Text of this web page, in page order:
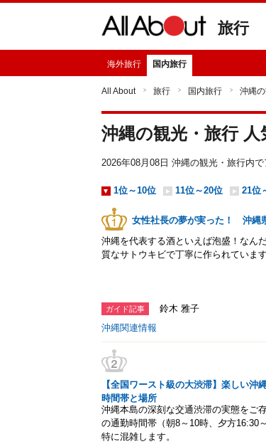
旅行
海外旅行 国内旅行
All About 旅行 国内旅行 沖縄
沖縄の観光・旅行
2026年08月08日 沖縄の観光・旅行内
1位～10位 11位～20位 21位
女性社長の夢が実った！ 沖縄
沖縄を代表する酒といえば泡盛！なん
質なサトウキビで丁寧に作られていま
ガイド記事
鈴木 雅子
沖縄関連情報
【全国ワースト級の大渋滞】楽しい
時間帯と場所
沖縄本島の深刻な交通渋滞の実態をご
の通勤時間帯（朝8～10時、夕方16:30
特に混雑します。